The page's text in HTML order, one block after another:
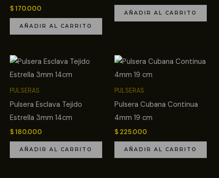
$170.000
AÑADIR AL CARRITO
AÑADIR AL CARRITO
PULSERAS
Pulsera Esclava Tejido
Estrella 3mm 14cm
$180.000
AÑADIR AL CARRITO
PULSERAS
Pulsera Cubana Continua
4mm 19 cm
$ 225.000
AÑADIR AL CARRITO